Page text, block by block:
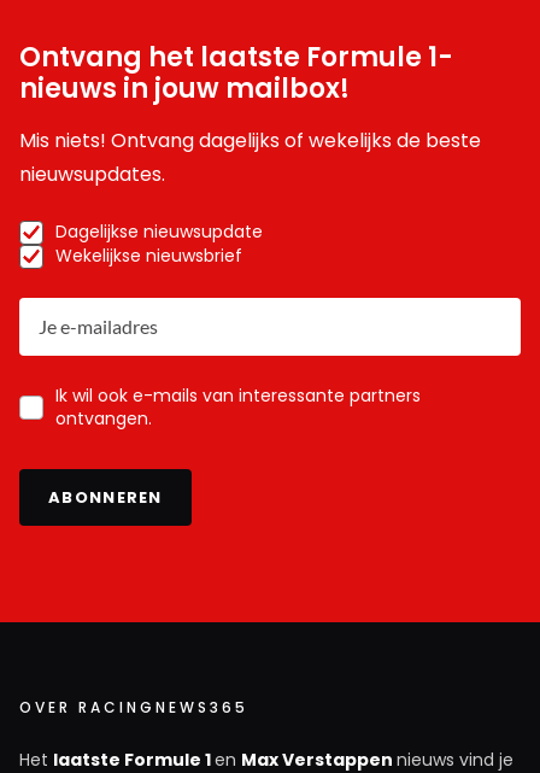
Ontvang het laatste Formule 1-
nieuws in jouw mailbox!
Mis niets! Ontvang dagelijks of wekelijks de beste
nieuwsupdates.
Dagelijkse nieuwsupdate
Wekelijkse nieuwsbrief
Ik wil ook e-mails van interessante partners
ontvangen.
ABONNEREN
OVER RACINGNEWS365
Het laatste Formule 1en Max Verstappen nieuws vind je